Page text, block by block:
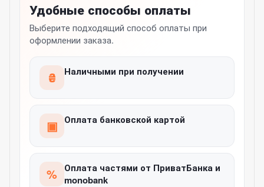
Удобные способы оплаты
Выберите подходящий способ оплаты при
оформлении заказа.
₴ Наличными при получении
▣ Оплата банковской картой
% Оплата частями от ПриватБанка и
monobank